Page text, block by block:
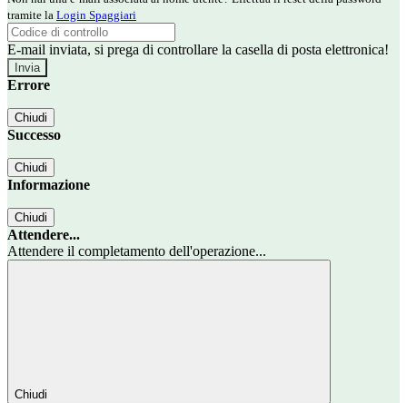
tramite la Login Spaggiari
E-mail inviata, si prega di controllare la casella di posta elettronica!
Errore
Chiudi
Successo
Chiudi
Informazione
Chiudi
Attendere...
Attendere il completamento dell'operazione...
Chiudi